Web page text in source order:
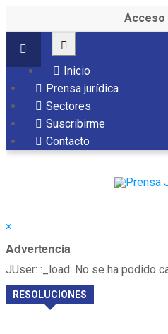
Inicio
Prensa jurídica
Sectores
Suscribirme
Contacto
×
Advertencia
JUser: :_load: No se ha podido
RESOLUCIONES